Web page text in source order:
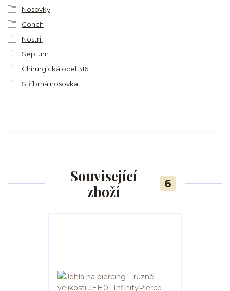
Nosovky
Conch
Nostril
Septum
Chirurgická ocel 316L
Stříbrná nosovka
Související
zboží
6